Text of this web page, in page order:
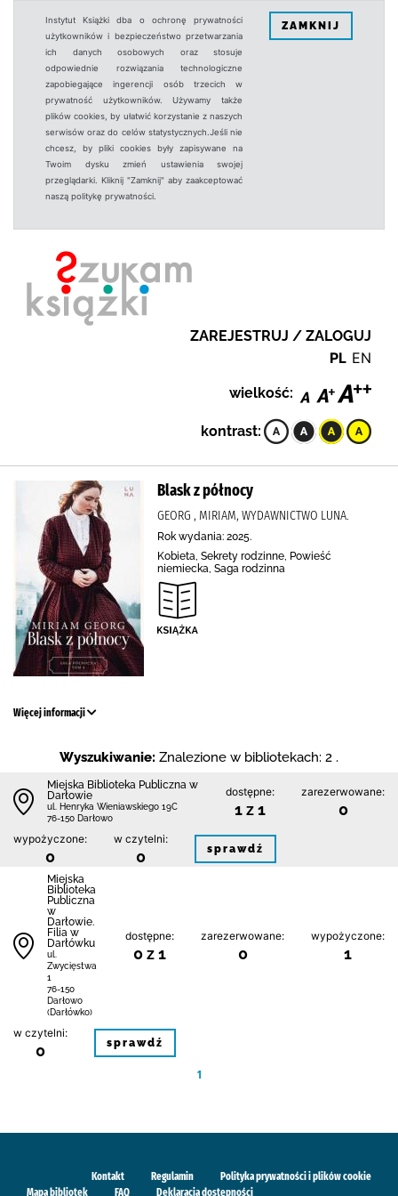
Instytut Książki dba o ochronę prywatności
użytkowników i bezpieczeństwo przetwarzania
ich danych osobowych oraz stosuje
odpowiednie rozwiązania technologiczne
zapobiegające ingerencji osób trzecich w
prywatność użytkowników. Używamy także
plików cookies, by ułatwić korzystanie z naszych
serwisów oraz do celów statystycznych.Jeśli nie
chcesz, by pliki cookies były zapisywane na
Twoim dysku zmień ustawienia swojej
przeglądarki. Kliknij "Zamknij" aby zaakceptować
naszą politykę prywatności.
ZAMKNIJ
ZAREJESTRUJ / ZALOGUJ
PL EN
wielkość:
kontrast:
Blask z północy
GEORG , MIRIAM, WYDAWNICTWO LUNA.
Rok wydania: 2025.
Kobieta, Sekrety rodzinne, Powieść
niemiecka, Saga rodzinna
Więcej informacji
Wyszukiwanie: Znalezione w bibliotekach: 2 .
Miejska Biblioteka Publiczna w
Darłowie
ul. Henryka Wieniawskiego 19C
76-150 Darłowo
dostępne:
1 z 1
zarezerwowane:
0
wypożyczone:
0
w czytelni:
0 sprawdź
Miejska
Biblioteka
Publiczna
w
Darłowie.
Filia w
Darłówku
ul.
Zwycięstwa
1
76-150
Darłowo
(Darłówko)
dostępne:
0 z 1
zarezerwowane:
0
wypożyczone:
1
w czytelni:
0 sprawdź
1
Kontakt Regulamin
Polityka prywatności i plików cookie
Mapa bibliotek
FAQ Deklaracja dostępności